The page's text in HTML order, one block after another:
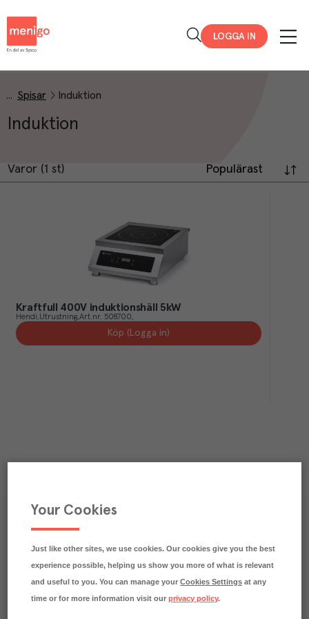
LOGGA IN
Spisar Induktion
Induktion
Varor (1 st) Populärast
Kraftfull 400V induktionshäll 5kW
Hendi Utrustning Art.nr. 508700
Köp (Logga in)
Läs inspirerande reportage, matnyttiga artiklar och
ta del av aktuella kampanjer.
LÄS MER
Your Cookies
Just like other sites, we use cookies. Our cookies give you the best
experience possible, helping us show you more of what is relevant
and useful to you. You can manage yourCookies Settings at any
time or for more information visit ourprivacy policy.